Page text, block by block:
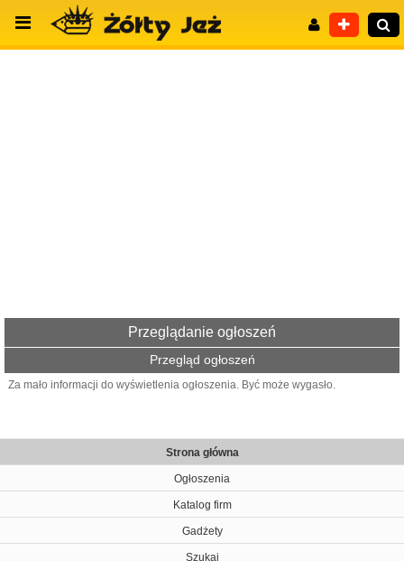
Przeglądanie ogłoszeń
Przegląd ogłoszeń
Za mało informacji do wyświetlenia ogłoszenia. Być może wygasło.
Strona główna
Ogłoszenia
Katalog firm
Gadżety
Szukaj